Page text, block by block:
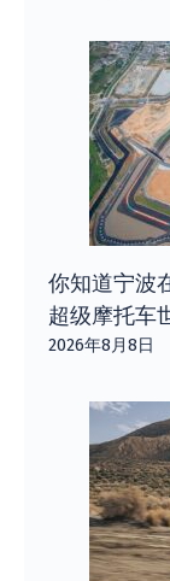
你知道宁波
超级摩托车
2026年8月8日